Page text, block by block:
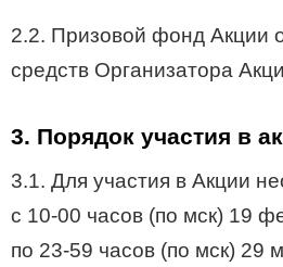
2.2. Призовой фонд Акции
средств Организатора
3. Порядок участия в
3.1. Для участия в Акции
с 10-00 часов (по мск) 19
по 23-59 часов (по мск) 29